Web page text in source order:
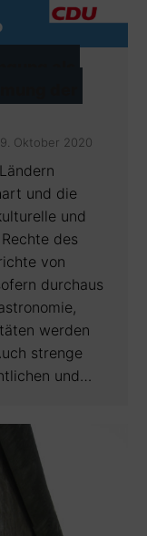
Oktober 2020
und die
und
des
von
durchaus
werden
strenge
und…